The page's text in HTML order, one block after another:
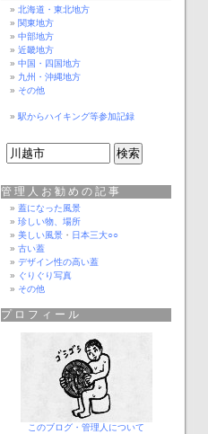
北海道・東北地方
関東地方
中部地方
近畿地方
中国・四国地方
九州・沖縄地方
その他
駅からハイキング等参加記録
管理人お勧めの記事
蓋になった風景
珍しい物、場所
美しい風景 ・ 日本三大○○
古い蓋
デザイン性の高い蓋
ぐりぐり写真
その他
プロフィール
このブログ・管理人について